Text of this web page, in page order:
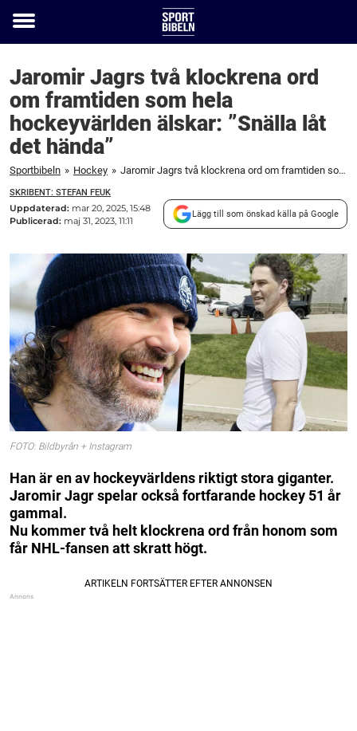
Toggle
Jaromir Jagrs två klockrena ord
om framtiden som hela
hockeyvärlden älskar: ”Snälla låt
det hända”
Sportbibeln » Hockey » Jaromir Jagrs två klockrena ord om framtiden som hela hockeyvärlden älskar: "Snälla låt det hända"
SKRIBENT: STEFAN FEUK
Uppdaterad: mar 20, 2025, 15:48
Publicerad: maj 31, 2023, 11:11
Lägg till som önskad källa på Google
FOTO: Bildbyrån + Instagram
Han är en av hockeyvärldens riktigt stora giganter.
Jaromir Jagr spelar också fortfarande hockey 51 år
gammal.
Nu kommer två helt klockrena ord från honom som
får NHL-fansen att skratt högt.